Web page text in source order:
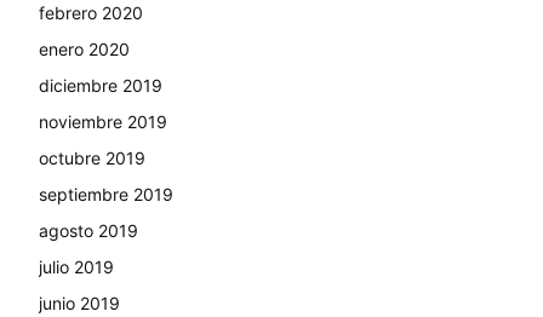
febrero 2020
enero 2020
diciembre 2019
noviembre 2019
octubre 2019
septiembre 2019
agosto 2019
julio 2019
junio 2019